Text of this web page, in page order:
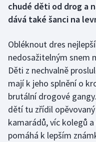
Curling
Florbal
Futsal
Golf
Gymnastika
chudé děti od drog a
dává také šanci na
Obléknout dres
nedosažitelným snem
Děti z nechvalně
mají k jeho splnění o
brutální drogové
dětí tu zřídil
kamarádů, víc kolegů
pomáhá k lepším